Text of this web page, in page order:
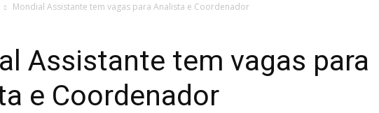
Mondial Assistante tem vagas para Analista e Coordenador
Assistante tem vagas para
e Coordenador